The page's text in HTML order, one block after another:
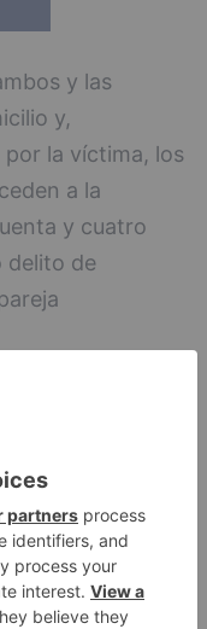
y las
y,
la víctima, los
a la
y cuatro
delito de
conquista el